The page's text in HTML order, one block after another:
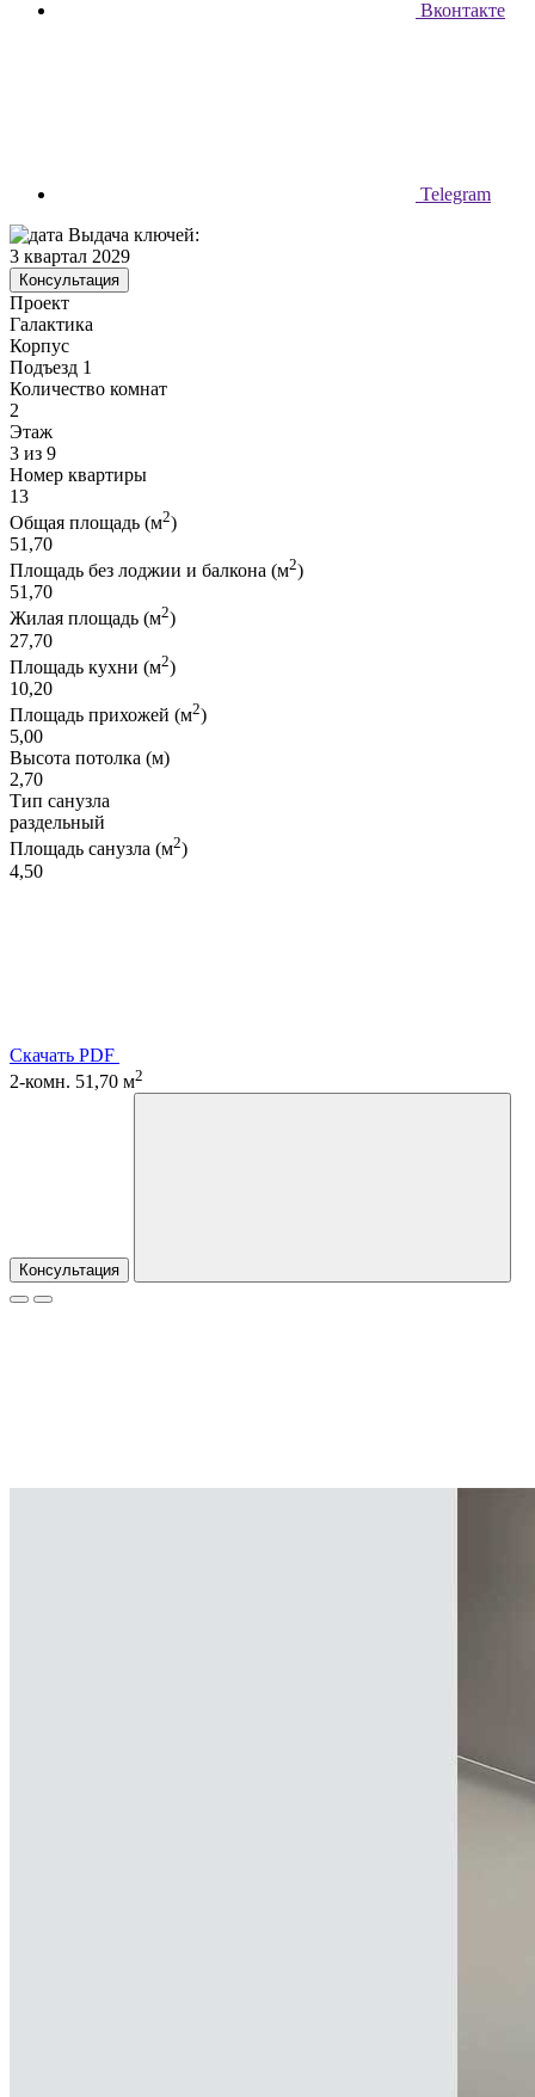
Вконтакте
Telegram
Выдача ключей:
3 квартал 2029
Консультация
Проект
Галактика
Корпус
Подъезд 1
Количество комнат
2
Этаж
3 из 9
Номер квартиры
13
Общая площадь (м2)
51,70
Площадь без лоджии и балкона (м2)
51,70
Жилая площадь (м2)
27,70
Площадь кухни (м2)
10,20
Площадь прихожей (м2)
5,00
Высота потолка (м)
2,70
Тип санузла
раздельный
Площадь санузла (м2)
4,50
Скачать PDF
2-комн. 51,70 м2
Консультация